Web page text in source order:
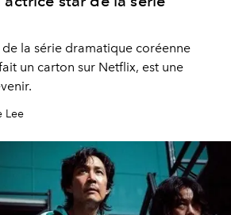
la série dramatique coréenne
un carton sur Netflix, est une
Lee